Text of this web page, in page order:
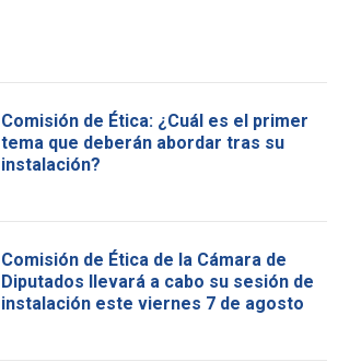
Comisión de Ética: ¿Cuál es el primer
tema que deberán abordar tras su
instalación?
Comisión de Ética de la Cámara de
Diputados llevará a cabo su sesión de
instalación este viernes 7 de agosto